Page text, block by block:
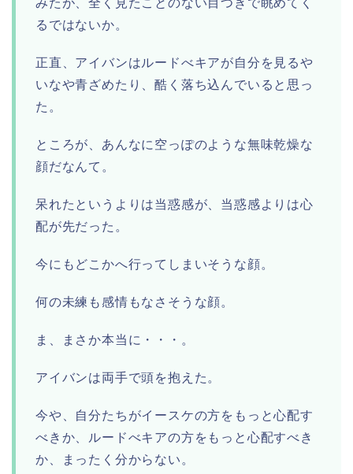
みたが、全く見たことのない目つきで眺めてく
るではないか。
正直、アイバンはルードべキアが自分を見るや
いなや青ざめたり、酷く落ち込んでいると思っ
た。
ところが、あんなに空っぽのような無味乾燥な
顔だなんて。
呆れたというよりは当惑感が、当惑感よりは心
配が先だった。
今にもどこかへ行ってしまいそうな顔。
何の未練も感情もなさそうな顔。
ま、まさか本当に・・・。
アイバンは両手で頭を抱えた。
今や、自分たちがイースケの方をもっと心配す
べきか、ルードべキアの方をもっと心配すべき
か、まったく分からない。